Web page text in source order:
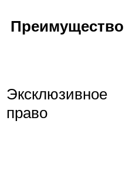
Преимущество
Эксклюзивное
право